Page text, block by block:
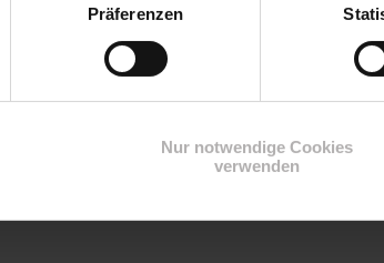
Präferenzen
Nur notwendige Cookies
verwenden